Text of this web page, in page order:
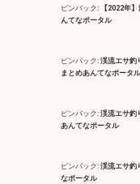
ピンバック:
【2022年
んてなポータル
ピンバック: 渓流エサ釣
まとめあんてなポータル
ピンバック: 渓流エサ釣
あんてなポータル
ピンバック: 渓流エサ釣
なポータル